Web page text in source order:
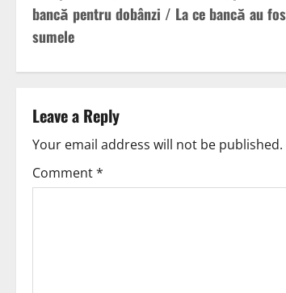
bancă pentru dobânzi / La ce bancă au
sumele
Leave a Reply
Your email address will not be published.
Comment*